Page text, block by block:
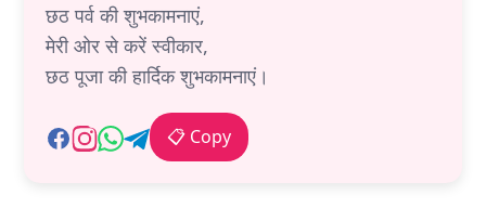
छठ पर्व की शुभकामनाएं,
मेरी ओर से करें स्वीकार,
छठ पूजा की हार्दिक शुभकामनाएं।
📋 Copy